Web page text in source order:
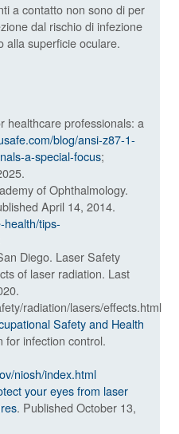
a contatto non sono di per
dal rischio di infezione
alla superficie oculare.
healthcare professionals: a
blog/ansi-z87-1-
a-special-focus;
of Ophthalmology.
April 14, 2014.
health/tips-
Diego. Laser Safety
of laser radiation. Last
radiation/lasers/effects.html
Safety and Health
for infection control.
niosh/index.html
your eyes from laser
. Published October 13,